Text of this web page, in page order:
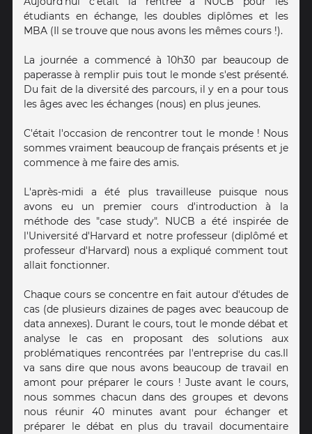
étudiants en échange, les doubles diplômes et les
MBA (Il se trouve que nous avons les mêmes cours !).
La journée a commencé à 10h30 par beaucoup de
paperasse à remplir puis tout le monde s'est présenté.
Du fait de la diversité des parcours, il y en a pour tous
les âges avec les échanges (nous) en plus jeunes.
C'était l'occasion de rencontrer tout le monde ! Nous
sommes vraiment beaucoup de français présents et je
commence à me faire des amis.
L'après-midi a été plus travailleuse puisque nous
avons eu un premier cours d'introduction à la
méthode des "case study". NUCB a été inspirée de
l'Université d'Harvard et notre professeur (diplômé et
professeur d'Harvard) nous a expliqué comment tout
allait fonctionner.
Chaque cours se concentre en fait autour d'études de
cas (de plusieurs dizaines de pages avec beaucoup de
data annexes). Durant le cours, tout le monde débat et
analyse le cas en proposant des solutions aux
problématiques rencontrées par l'entreprise du cas.Il
va sans dire que nous avons beaucoup de travail en
amont pour préparer le cours ! Juste avant le cours,
nous sommes chacun dans des groupes et devons
nous réunir 40 minutes avant pour échanger et
préparer le débat en plus du travail documentaire